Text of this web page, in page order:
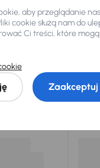
aby przeglądanie
cookie służą nam do
Ci treści, które